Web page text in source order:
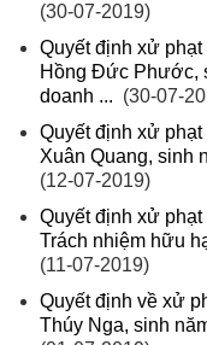
(30-07-2019)
Quyết định xử
Hồng Đức Phước,
doanh ... (30-07-
Quyết định xử
Xuân Quang, sinh
(12-07-2019)
Quyết định xử
Trách nhiệm hữu
(11-07-2019)
Quyết định về xử
Thúy Nga, sinh